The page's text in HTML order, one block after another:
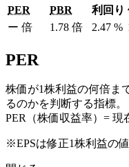
PER PBR 利回り
ー 倍 1.78 倍 2.47 %
PER
株価が1株利益の何倍ま
るのかを判断する指標。
PER（株価収益率）= 現
※EPSは修正1株利益の値